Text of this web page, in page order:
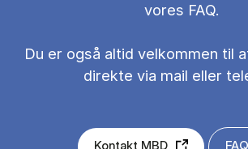
vores FAQ.
Du er også al­tid vel­kom­men til
di­rek­te via mail el­ler
Kontakt MBD FAQ